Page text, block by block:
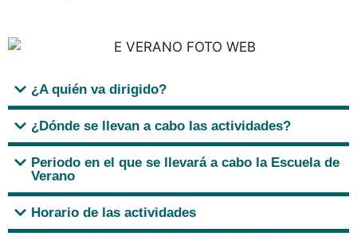
¿A quién va dirigido?
¿Dónde se llevan a cabo las actividades?
Periodo en el que se llevará a cabo la Escuela de
Verano
Horario de las actividades